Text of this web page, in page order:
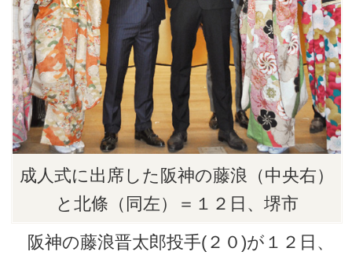
成人式に出席した阪神の藤浪（中央右）
と北條（同左）＝１２日、堺市
阪神の藤浪晋太郎投手(２０)が１２日、